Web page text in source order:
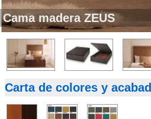
Cama madera ZEUS
Carta de colores y